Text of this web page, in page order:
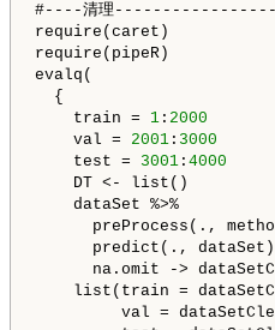
#----清理
require(caret)
require(pipeR)
evalq(
{
train = 1 : 2000
val = 2001 : 3000
test = 3001 : 4000
DT <- list()
dataSet %>%
preProcess(., method
predict(., dataSet)
na.omit ->
list(train =
val =